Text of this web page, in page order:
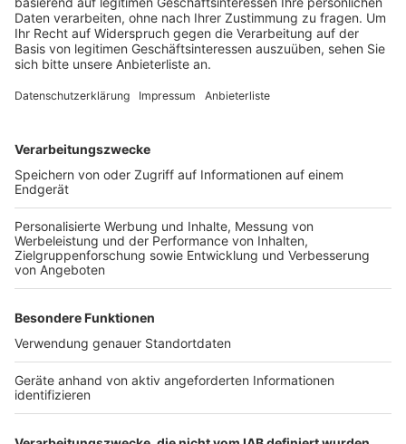
gleichermaßen. Nach der Startphase will die Stadt
auch Partner aus Kultur, Gastronomie und
Freizeitwirtschaft einbinden.
Die neue touristische Website der Stadt Brühl
Ausflugstipps übersichtlich bündeln. Damit will die
Stadt ihre Angebote im Internet leichter zugänglich
machen.
Anzeige
Anzeige
Proteste in Hürth wegen bemalter Hausfassade
Helfer für Schulfrühstück in Bergheim gesucht
Kunstprojekt in Erftstadt startet später